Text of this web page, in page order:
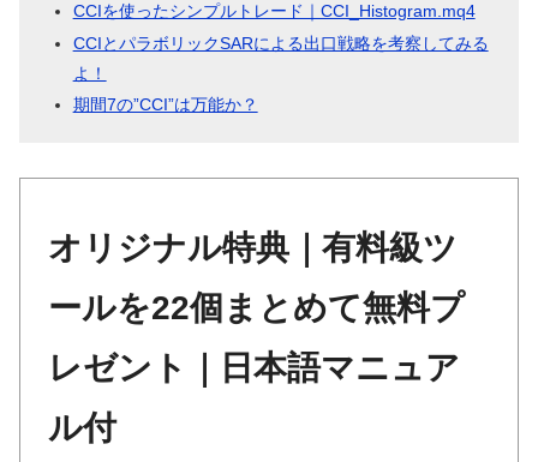
CCIを使ったシンプルトレード｜CCI_Histogram.mq4
CCIとパラボリックSARによる出口戦略を考察してみる
よ！
期間7の”CCI”は万能か？
オリジナル特典｜有料級ツ
ールを22個まとめて無料プ
レゼント｜日本語マニュア
ル付